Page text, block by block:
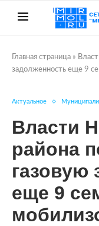
Главная страница »
задолженность еще 9
Актуальное
Власти
района
газовую
еще 9